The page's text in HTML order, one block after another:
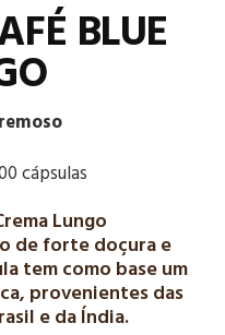
BLUE
cápsulas
Lungo
de forte doçura e
tem como base um
provenientes das
e da Índia.